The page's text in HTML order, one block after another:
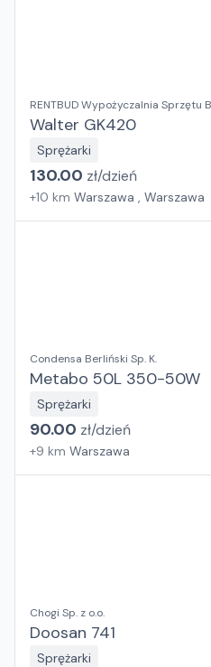
RENTBUD Wypożyczalnia Sprzętu
Elektronarzędzi
Walter GK420
Sprężarki
130.00 zł/dzień
+10 km Warszawa , Warszawa
Condensa Berliński Sp. K.
Metabo 50L 350-50W
Sprężarki
90.00 zł/dzień
+9 km Warszawa
Chogi Sp. z o.o.
Doosan 741
Sprężarki